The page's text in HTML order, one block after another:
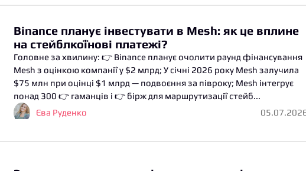
Binance планує інвестувати в Mesh: як це вплине
на стейблкоїнові платежі?
Головне за хвилину: 👉 Binance планує очолити раунд фінансування
Mesh з оцінкою компанії у $2 млрд; У січні 2026 року Mesh залучила
$75 млн при оцінці $1 млрд — подвоєння за півроку; Mesh інтегрує
понад 300 👉 гаманців і 👉 бірж для маршрутизації стейб...
Єва Руденко